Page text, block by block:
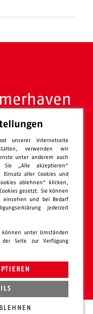
unserer Internetseite
verwenden wir
unter anderem auch
„Alle akzeptieren“
aller Cookies und
ablehnen“ klicken,
gesetzt. Sie können
einsehen und bei Bedarf
jederzeit
können unter Umständen
Seite zur Verfügung